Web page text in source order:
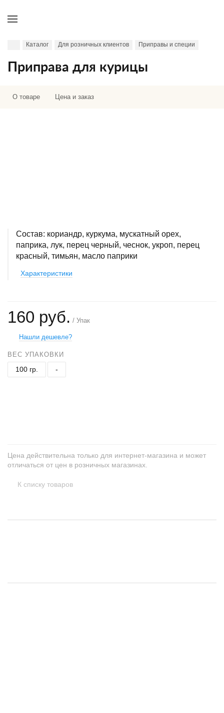
Каталог Для розничных клиентов Приправы и специи
Приправа для курицы
О товаре Цена и заказ
Состав: кориандр, куркума, мускатный орех,
паприка, лук, перец черный, чеснок, укроп, перец
красный, тимьян, масло паприки
Характеристики
160 руб. / Упак
Нашли дешевле?
ВЕС УПАКОВКИ
100 гр. -
Цена действительна только для интернет-магазина и может
отличаться от цен в розничных магазинах.
К списку товаров